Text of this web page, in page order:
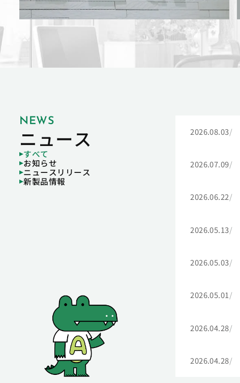
NEWS
ニュース
すべて
お知らせ
ニュースリリース
新製品情報
2026.08.03
2026.07.09
2026.06.22
2026.05.13
2026.05.03
2026.05.01
2026.04.28
2026.04.28